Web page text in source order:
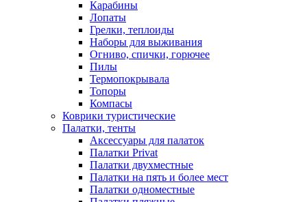
Карабины
Лопаты
Грелки, теплоиды
Наборы для выживания
Огниво, спички, горючее
Пилы
Термопокрывала
Топоры
Компасы
Коврики туристические
Палатки, тенты
Аксессуары для палаток
Палатки Privat
Палатки двухместные
Палатки на пять и более мест
Палатки одноместные